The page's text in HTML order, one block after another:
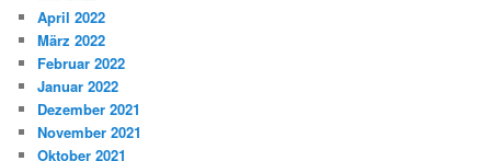
April 2022
März 2022
Februar 2022
Januar 2022
Dezember 2021
November 2021
Oktober 2021